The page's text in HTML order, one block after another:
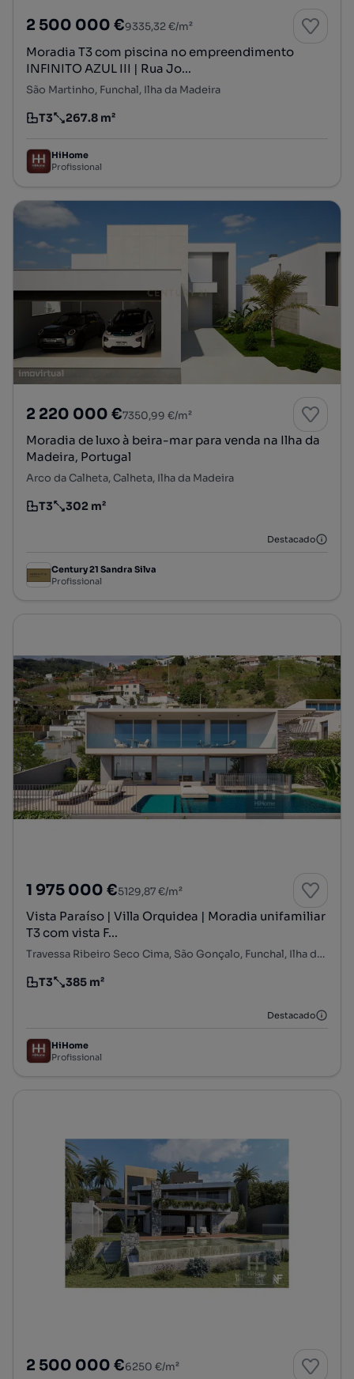
2 500 000 €9335,32 €/m²
Moradia T3 com piscina no empreendimento
INFINITO AZUL III | Rua Jo...
São Martinho, Funchal, Ilha da Madeira
Tipologia
T3
Preço por metro quadrado
267.8 m²
HiHome
Profissional
2 220 000 €7350,99 €/m²
Moradia de luxo à beira-mar para venda na Ilha da
Madeira, Portugal
Arco da Calheta, Calheta, Ilha da Madeira
Tipologia
T3
Preço por metro quadrado
302 m²
Destacado
Century 21 Sandra Silva
Profissional
1 975 000 €5129,87 €/m²
Vista Paraíso | Villa Orquidea | Moradia unifamiliar
T3 com vista F...
Travessa Ribeiro Seco Cima, São Gonçalo, Funchal, Ilha da Madeira
Tipologia
T3
Preço por metro quadrado
385 m²
Destacado
HiHome
Profissional
2 500 000 €6250 €/m²